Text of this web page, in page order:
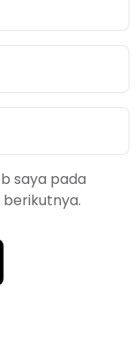
saya pada